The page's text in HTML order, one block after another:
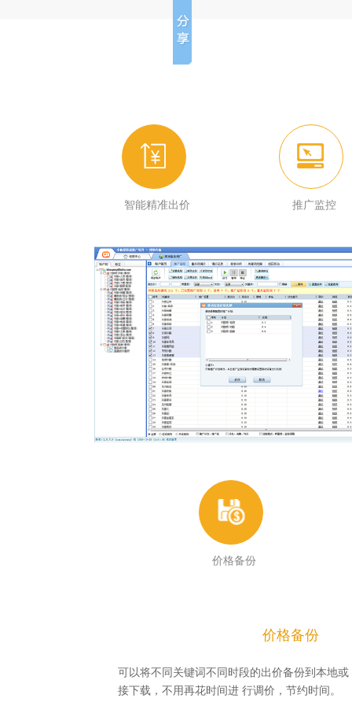
智能精准出价 推广监控
价格备份
价格备份
可以将不同关键词不同时段的出价备份到本地
接下载，不用再花时间进 行调价，节约时间。